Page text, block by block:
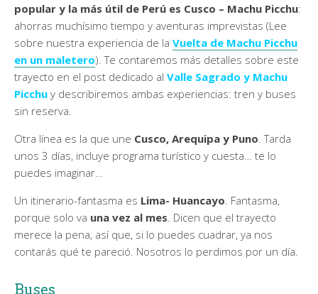
popular y la más útil de Perú es Cusco – Machu Picchu:
ahorras muchísimo tiempo y aventuras imprevistas (Lee
sobre nuestra experiencia de la Vuelta de Machu Picchu
en un maletero). Te contaremos más detalles sobre este
trayecto en el post dedicado al Valle Sagrado y Machu
Picchu y describiremos ambas experiencias: tren y buses
sin reserva.
Otra línea es la que une Cusco, Arequipa y Puno. Tarda
unos 3 días, incluye programa turístico y cuesta… te lo
puedes imaginar…
Un itinerario-fantasma es Lima- Huancayo. Fantasma,
porque solo va una vez al mes. Dicen que el trayecto
merece la pena, así que, si lo puedes cuadrar, ya nos
contarás qué te pareció. Nosotros lo perdimos por un día.
Buses